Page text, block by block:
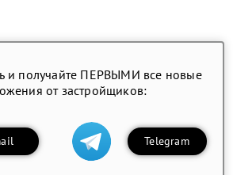
и получайте ПЕРВЫМИ все новые
от застройщиков:
Telegram